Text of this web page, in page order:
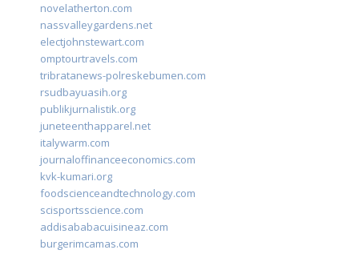
novelatherton.com
nassvalleygardens.net
electjohnstewart.com
omptourtravels.com
tribratanews-polreskebumen.com
rsudbayuasih.org
publikjurnalistik.org
juneteenthapparel.net
italywarm.com
journaloffinanceeconomics.com
kvk-kumari.org
foodscienceandtechnology.com
scisportsscience.com
addisababacuisineaz.com
burgerimcamas.com